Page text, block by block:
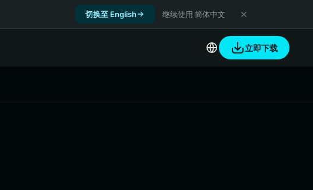
切换至 English 继续使用 简体中文
立即下载